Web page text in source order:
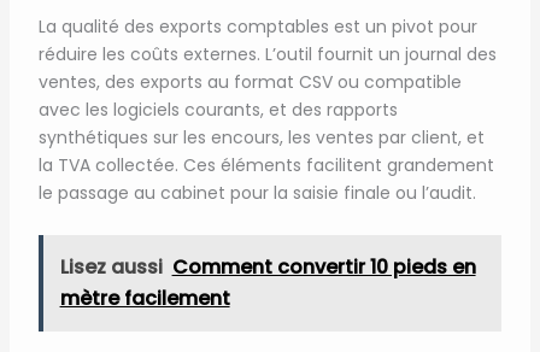
La qualité des exports comptables est un pivot pour
réduire les coûts externes. L’outil fournit un journal des
ventes, des exports au format CSV ou compatible
avec les logiciels courants, et des rapports
synthétiques sur les encours, les ventes par client, et
la TVA collectée. Ces éléments facilitent grandement
le passage au cabinet pour la saisie finale ou l’audit.
Lisez aussi Comment convertir 10 pieds en
mètre facilement